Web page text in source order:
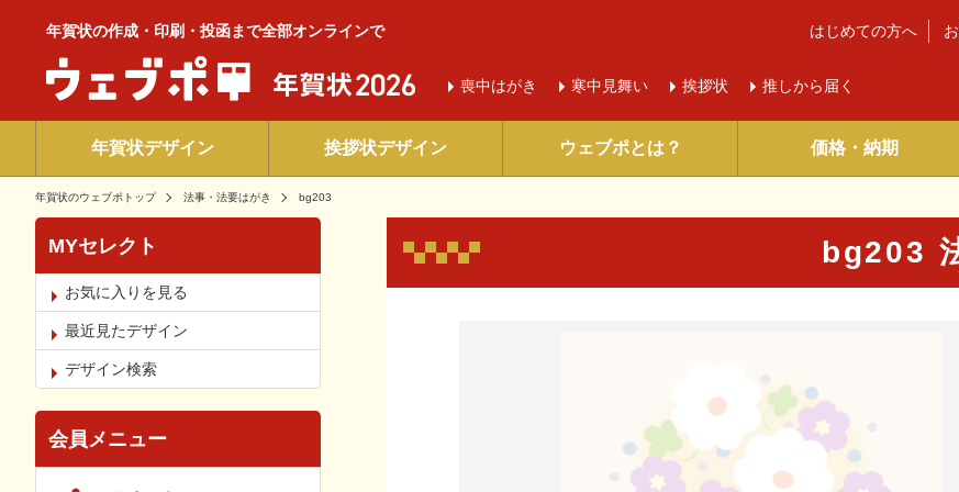
年賀状の作成・印刷・投函まで全部オンラインで
喪中はがき 寒中 見舞い 挨拶状 推しから届く
はじめての方へ
年賀状デザイン 挨拶状デザイン ウェブポとは？ 価格・納期
年賀状のウェブポトップ 法事・法要はがき bg203
bg203
MYセレクト
お気に入りを見る
最近見たデザイン
デザイン検索
会員メニュー